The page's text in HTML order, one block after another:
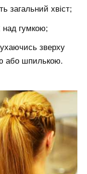
загальний хвіст;
над гумкою;
зверху
або шпилькою.